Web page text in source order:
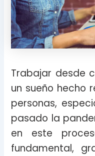
Trabajar desde
un sueño hecho
personas,
pasado la
en este
fundamental,